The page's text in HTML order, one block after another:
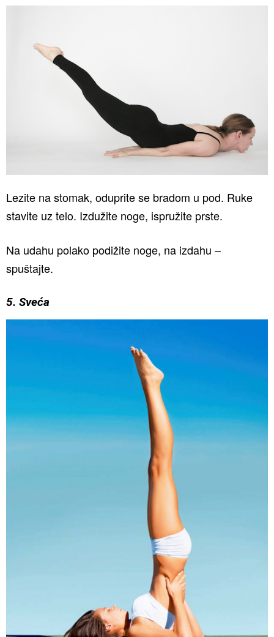
Lezite na stomak, oduprite se bradom u pod. Ruke
stavite uz telo. Izdužite noge, ispružite prste.
Na udahu polako podižite noge, na izdahu –
spuštajte.
5. Sveća